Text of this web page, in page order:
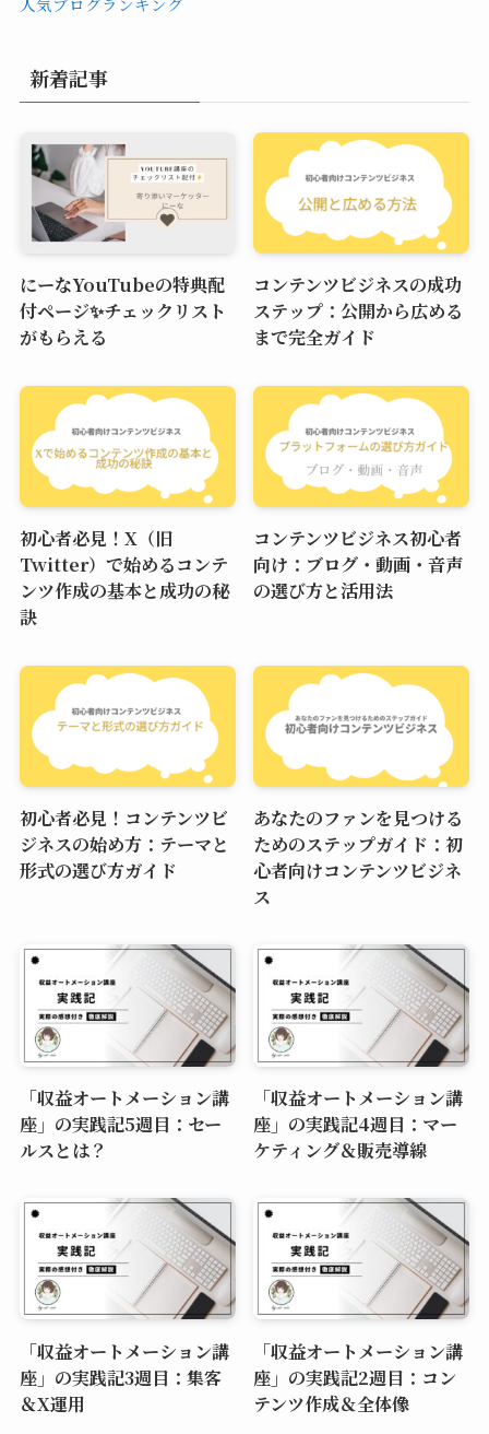
新着記事
にーなYouTubeの特典配
付ページ✨チェックリスト
がもらえる
コンテンツビジネスの成功
ステップ：公開から広める
まで完全ガイド
初心者必見！X（旧
Twitter）で始めるコンテ
ンツ作成の基本と成功の秘
訣
コンテンツビジネス初心者
向け：ブログ・動画・音声
の選び方と活用法
初心者必見！コンテンツビ
ジネスの始め方：テーマと
形式の選び方ガイド
あなたのファンを見つける
ためのステップガイド：初
心者向けコンテンツビジネ
ス
「収益オートメーション講
座」の実践記5週目：セー
ルスとは？
「収益オートメーション講
座」の実践記4週目：マー
ケティング＆販売導線
「収益オートメーション講
座」の実践記3週目：集客
＆X運用
「収益オートメーション講
座」の実践記2週目：コン
テンツ作成＆全体像